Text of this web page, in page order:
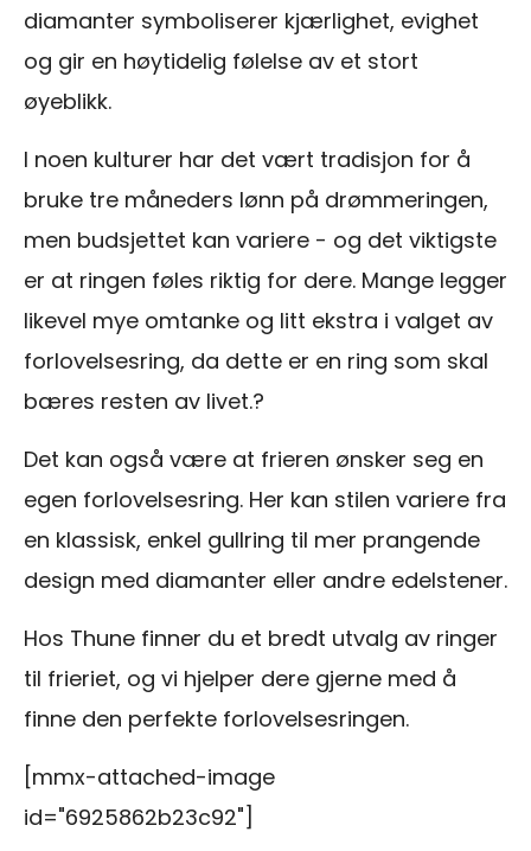
diamanter symboliserer kjærlighet, evighet
og gir en høytidelig følelse av et stort
øyeblikk.
I noen kulturer har det vært tradisjon for å
bruke tre måneders lønn på drømmeringen,
men budsjettet kan variere - og det viktigste
er at ringen føles riktig for dere. Mange legger
likevel mye omtanke og litt ekstra i valget av
forlovelsesring, da dette er en ring som skal
bæres resten av livet.?
Det kan også være at frieren ønsker seg en
egen forlovelsesring. Her kan stilen variere fra
en klassisk, enkel gullring til mer prangende
design med diamanter eller andre edelstener.
Hos Thune finner du et bredt utvalg av ringer
til frieriet, og vi hjelper dere gjerne med å
finne den perfekte forlovelsesringen.
[mmx-attached-image
id="6925862b23c92"]